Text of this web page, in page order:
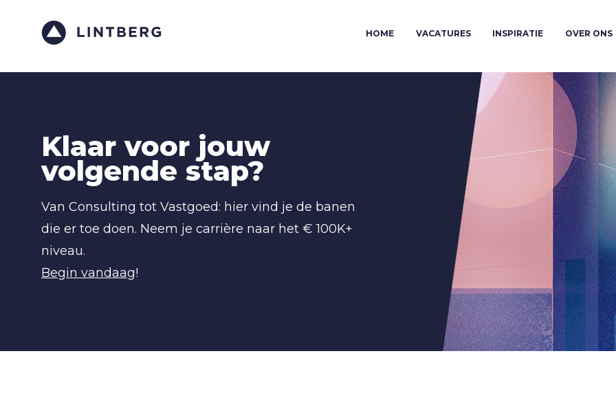
HOME VACATURES INSPIRATIE OVER ONS
Klaar voor jouw
volgende stap?
Van Consulting tot Vastgoed: hier vind je de banen
die er toe doen. Neem je carrière naar het € 100K+
niveau.
Begin vandaag!